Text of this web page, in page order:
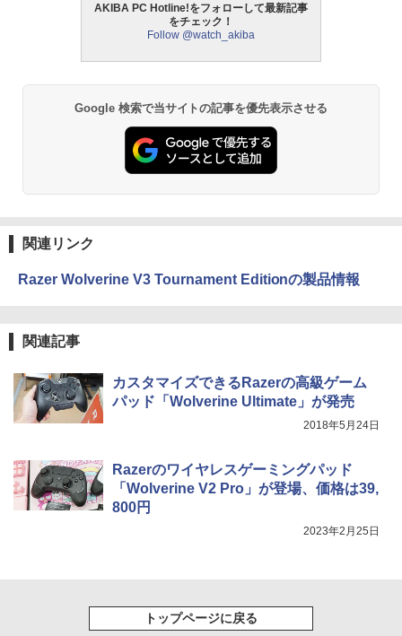
AKIBA PC Hotline!をフォローして最新記事
をチェック！
Follow @watch_akiba
Google 検索で当サイトの記事を優先表示させる
関連リンク
Razer Wolverine V3 Tournament Editionの製品情報
関連記事
カスタマイズできるRazerの高級ゲーム
パッド「Wolverine Ultimate」が発売
2018年5月24日
Razerのワイヤレスゲーミングパッド
「Wolverine V2 Pro」が登場、価格は39,
800円
2023年2月25日
トップページに戻る